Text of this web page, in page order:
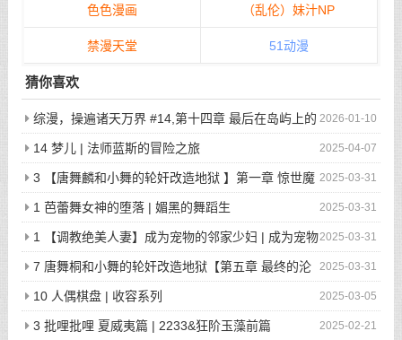
色色漫画 （乱伦）妹汁NP
禁漫天堂 51动漫
猜你喜欢
2026-01-10
综漫，操遍诸天万界 #14,第十四章 最后在岛屿上的
狂欢派对
2025-04-07
14 梦儿 | 法师蓝斯的冒险之旅
2025-03-31
3 【唐舞麟和小舞的轮奸改造地狱 】第一章 惊世魔
王现身 | 斗罗大陆同人
2025-03-31
1 芭蕾舞女神的堕落 | 媚黑的舞蹈生
2025-03-31
1 【调教绝美人妻】成为宠物的邻家少妇 | 成为宠物
的邻家少妇
2025-03-31
7 唐舞桐和小舞的轮奸改造地狱【第五章 最终的沦
陷】 | 斗罗大陆同人
2025-03-05
10 人偶棋盘 | 收容系列
2025-02-21
3 批哩批哩 夏威夷篇 | 2233&狂阶玉藻前篇